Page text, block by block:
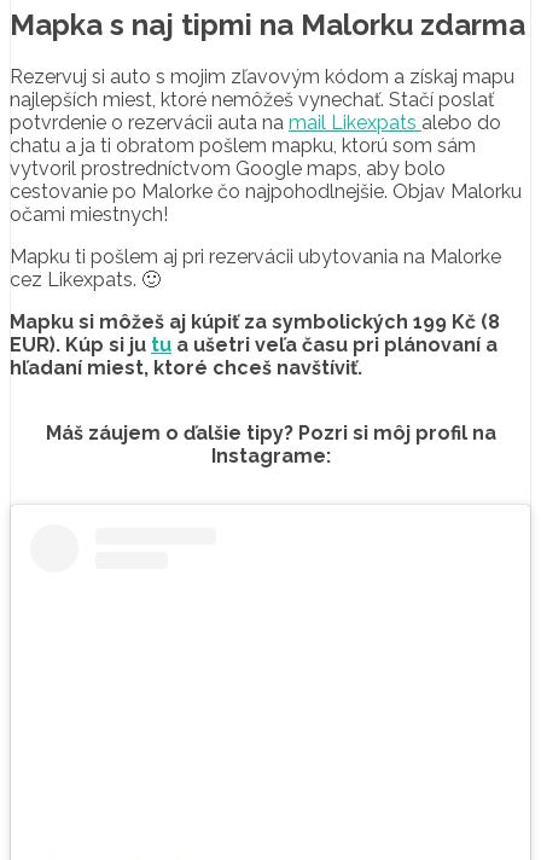
Mapka s naj tipmi na Malorku zdarma
Rezervuj si auto s mojim zľavovým kódom a získaj mapu
najlepších miest, ktoré nemôžeš vynechať. Stačí poslať
potvrdenie o rezervácii auta na mail Likexpats alebo do
chatu a ja ti obratom pošlem mapku, ktorú som sám
vytvoril prostredníctvom Google maps, aby bolo
cestovanie po Malorke čo najpohodlnejšie. Objav Malorku
očami miestnych!
Mapku ti pošlem aj pri rezervácii ubytovania na Malorke
cez Likexpats. 🙂
Mapku si môžeš aj kúpiť za symbolických 199 Kč (8
EUR). Kúp si ju tu a ušetri veľa času pri plánovaní a
hľadaní miest, ktoré chceš navštíviť.
Máš záujem o ďalšie tipy? Pozri si môj profil na
Instagrame: